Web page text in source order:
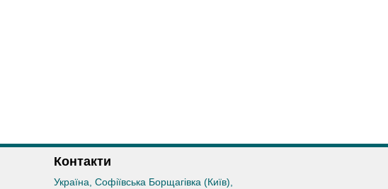
Контакти
Україна, Софіївська Борщагівка (Київ)